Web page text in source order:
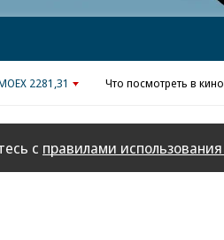
2281,31 Что посмотреть в кино
с правилами использования